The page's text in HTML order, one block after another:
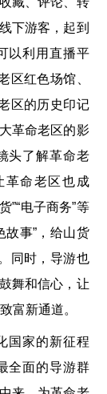
下游客，起到
以利用直播平
区红色场馆、
区的历史印记
革命老区的影
头了解革命老
革命老区也成
”“电子商务”等
故事”，给山货
同时，导游也
舞和信心，让
富新通道。
国家的新征程
全面的导游群